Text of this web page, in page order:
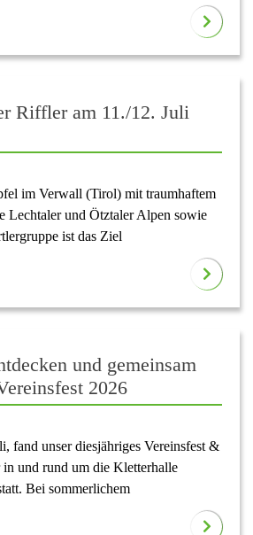
Riffler am 11./12. Juli
im Verwall (Tirol) mit traumhaftem
Lechtaler und Ötztaler Alpen sowie
ist das Ziel
und gemeinsam
2026
fand unser diesjähriges Vereinsfest &
und rund um die Kletterhalle
Bei sommerlichem